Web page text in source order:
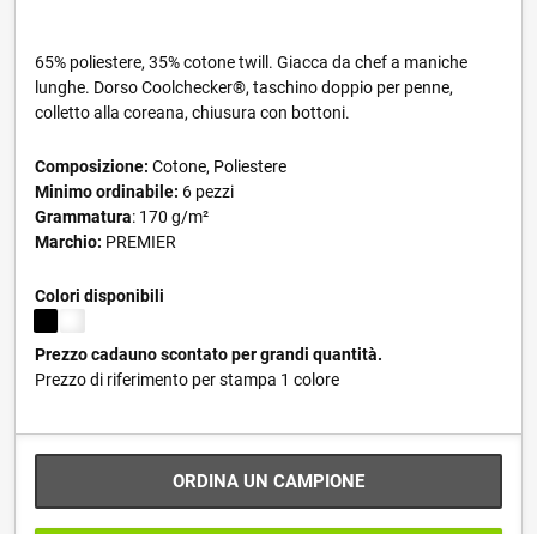
65% poliestere, 35% cotone twill. Giacca da chef a maniche
lunghe. Dorso Coolchecker®, taschino doppio per penne,
colletto alla coreana, chiusura con bottoni.
Composizione: Cotone, Poliestere
Minimo ordinabile: 6 pezzi
Grammatura: 170 g/m²
Marchio: PREMIER
Colori disponibili
Prezzo cadauno scontato per grandi quantità.
Prezzo di riferimento per stampa 1 colore
ORDINA UN CAMPIONE